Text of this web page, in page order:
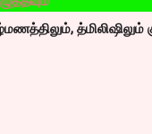
த்மிலிஷிலும்